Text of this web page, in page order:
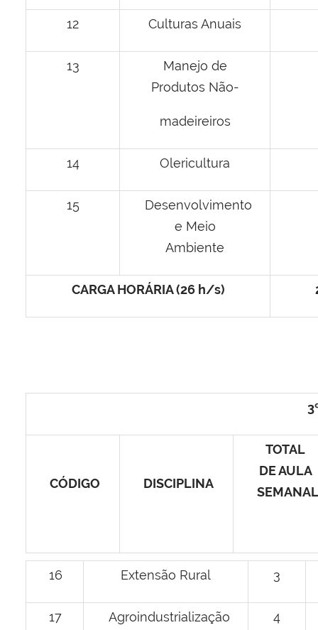
12 Culturas Anuais
13
Manejo de
Produtos Não-
madeireiros
14 Olericultura
15
Desenvolvimento
e Meio
Ambiente
CARGA HORÁRIA (26 h/s)
CÓDIGO DISCIPLINA
TOTAL
DE AULA
16 Extensão Rural 3
17 Agroindustrialização 4